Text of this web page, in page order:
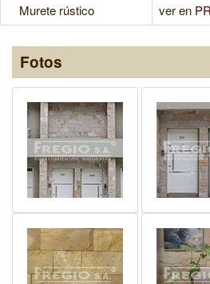
Murete rústico
ver en
Fotos